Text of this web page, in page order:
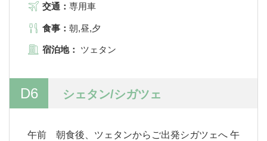
交通： 専用車
食事： 朝,昼,夕
宿泊地： ツェタン
D6 シェタン/シガツェ
午前 朝食後、ツェタンからご出発シガツェへ 午